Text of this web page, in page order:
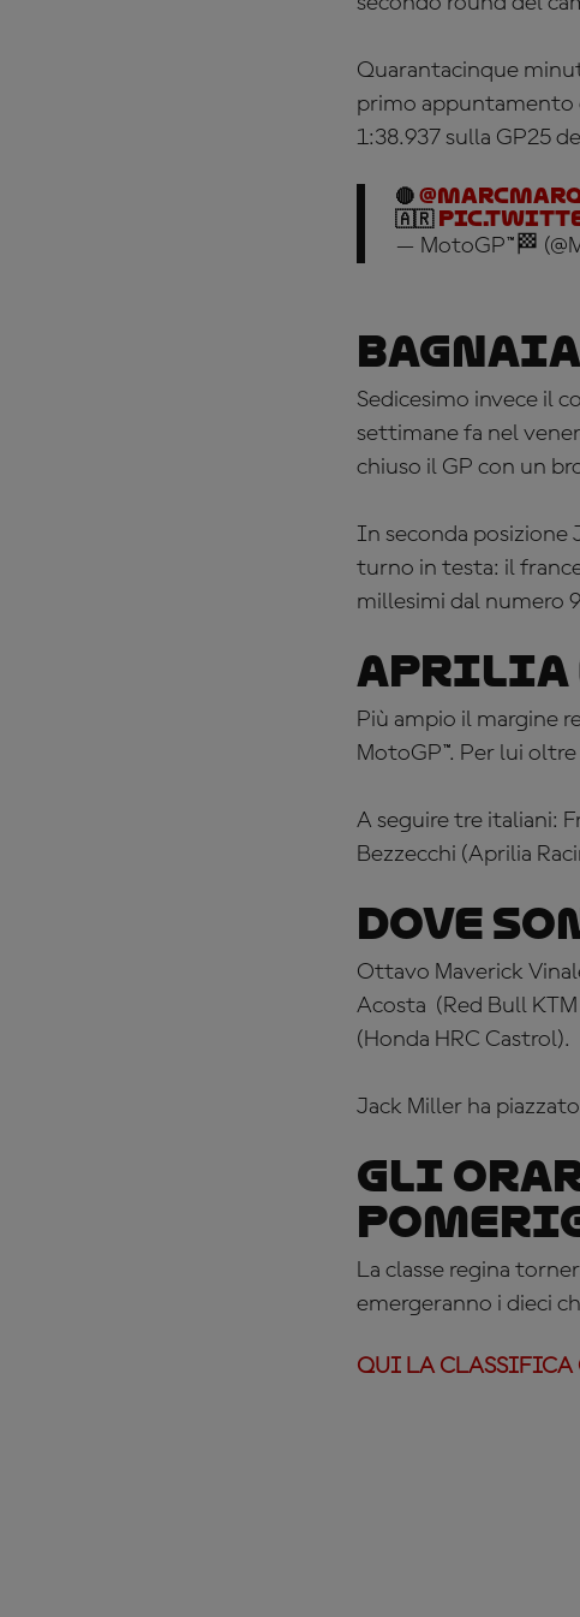
Quarantacinque
primo appuntamento
1:38.937 sulla GP25
🔴
🇦🇷
— MotoGP™🏁
Sedicesimo invece il
settimane fa nel
chiuso il GP con un
In seconda posizione
turno in testa: il
millesimi dal numero
Aprilia
Più ampio il margine
MotoGP™. Per lui
A seguire tre italiani:
Bezzecchi (Aprilia
Dove
Ottavo Maverick
Acosta (Red Bull
(Honda HRC Castrol).
Jack Miller ha
Gli
La classe regina
emergeranno i dieci
QUI LA CLASSIFICA